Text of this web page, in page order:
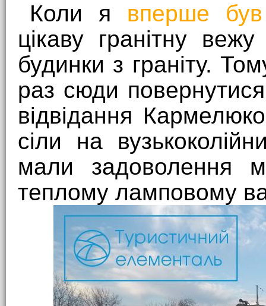
Коли я вперше
цікаву гранітну
будинки з граніту.
раз сюди
відвідання
сіли на
мали задоволення
теплому ламповому